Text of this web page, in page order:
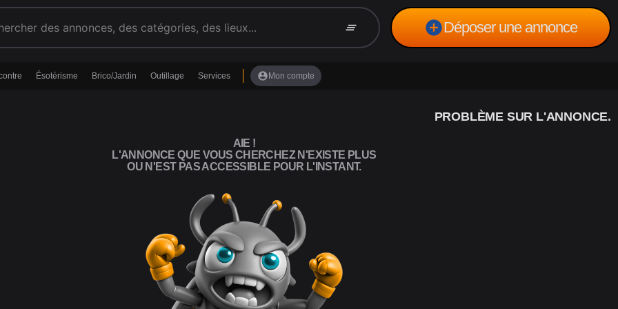
clear_all add_circleDéposer une annonce
Ésotérisme Brico/Jardin Outillage Services account_circle Mon compte
PROBLÈME SUR L'ANNONCE.
AIE !
L'ANNONCE QUE VOUS CHERCHEZ N'EXISTE PLUS
OU N'EST PAS ACCESSIBLE POUR L'INSTANT.